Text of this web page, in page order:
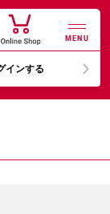
MENU
インする